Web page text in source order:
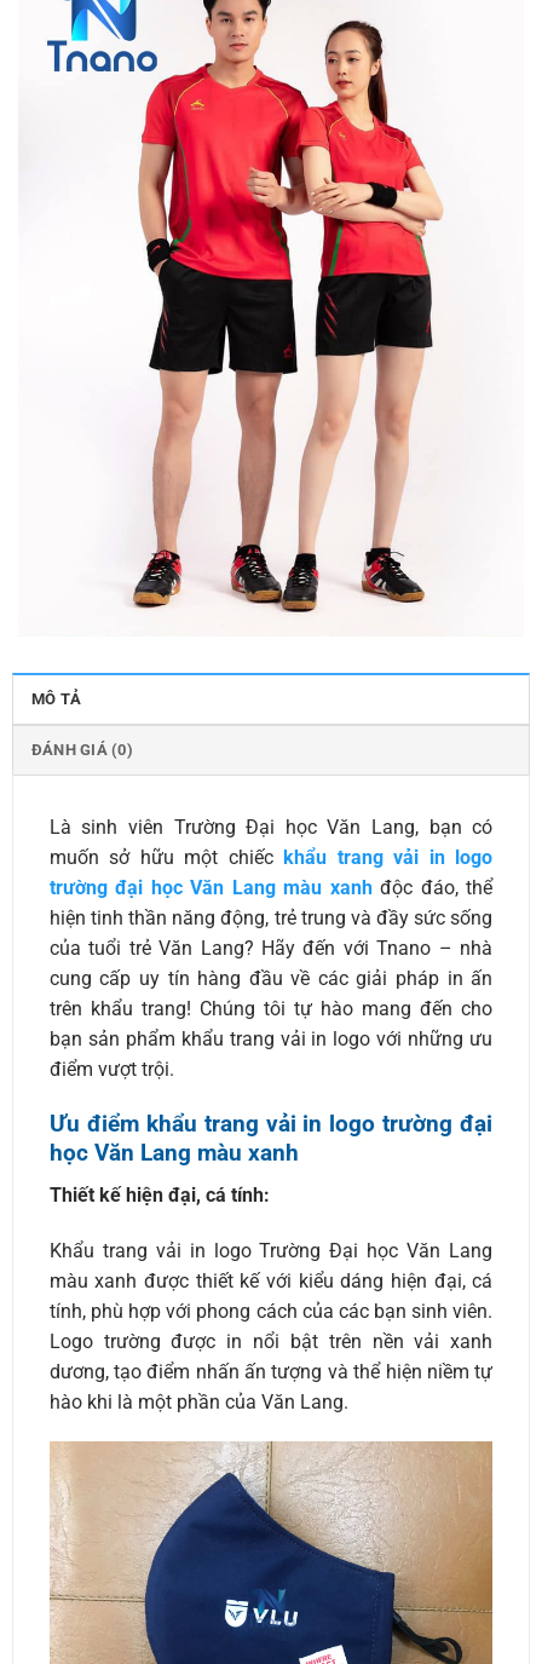
MÔ TẢ
ĐÁNH GIÁ (0)
Là sinh viên Trường Đại học Văn Lang, bạn có
muốn sở hữu một chiếc khẩu trang vải in logo
trường đại học Văn Lang màu xanhđộc đáo, thể
hiện tinh thần năng động, trẻ trung và đầy sức sống
của tuổi trẻ Văn Lang? Hãy đến với Tnano – nhà
cung cấp uy tín hàng đầu về các giải pháp in ấn
trên khẩu trang! Chúng tôi tự hào mang đến cho
bạn sản phẩm khẩu trang vải in logo với những ưu
điểm vượt trội.
Ưu điểm khẩu trang vải in logo trường đại
học Văn Lang màu xanh
Thiết kế hiện đại, cá tính:
Khẩu trang vải in logo Trường Đại học Văn Lang
màu xanh được thiết kế với kiểu dáng hiện đại, cá
tính, phù hợp với phong cách của các bạn sinh viên.
Logo trường được in nổi bật trên nền vải xanh
dương, tạo điểm nhấn ấn tượng và thể hiện niềm tự
hào khi là một phần của Văn Lang.